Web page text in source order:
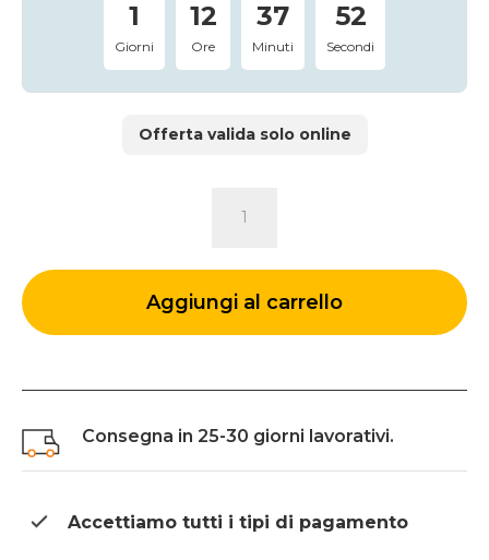
1
Giorni
12
Ore
37
Minuti
51
Secondi
Offerta valida solo online
MARSIGLIA
Aggiungi al carrello
Consegna in 25-30 giorni lavorativi.
Accettiamo tutti i tipi di pagamento